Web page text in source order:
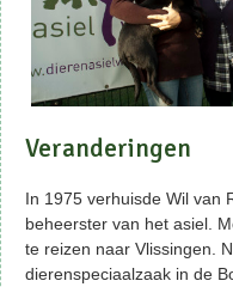
Veranderingen
In 1975 verhuisde Wil van
beheerster van het asiel.
te reizen naar Vlissingen.
dierenspeciaalzaak in de